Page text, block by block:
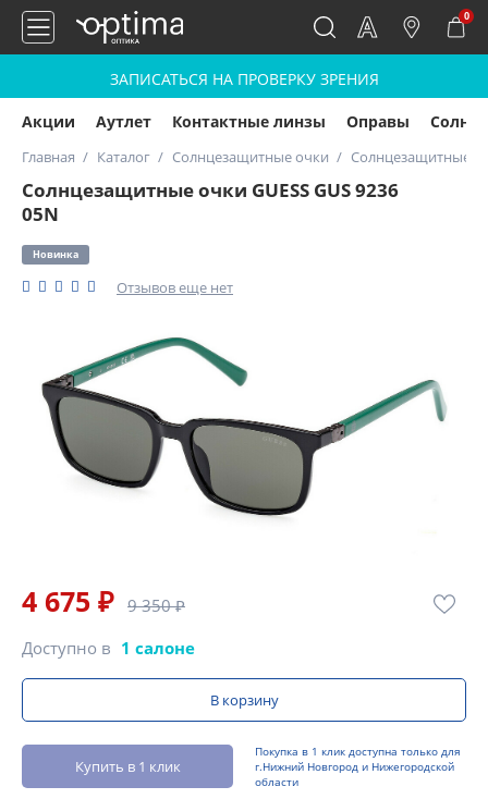
0
ЗАПИСАТЬСЯ НА ПРОВЕРКУ ЗРЕНИЯ
Акции Аутлет Контактные линзы Оправы
Главная Каталог Солнцезащитные очки Солнцезащитные
Солнцезащитные очки GUESS GUS 9236
05N
Новинка
Отзывов еще нет
4 675 ₽ 9 350 ₽
Доступно в 1 салоне
В корзину
Купить в 1 клик
Покупка в 1 клик доступна только для
г.Нижний Новгород и Нижегородской
области